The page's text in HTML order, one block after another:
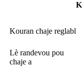
Kouran chaje reglabl
Lè randevou pou
chaje a